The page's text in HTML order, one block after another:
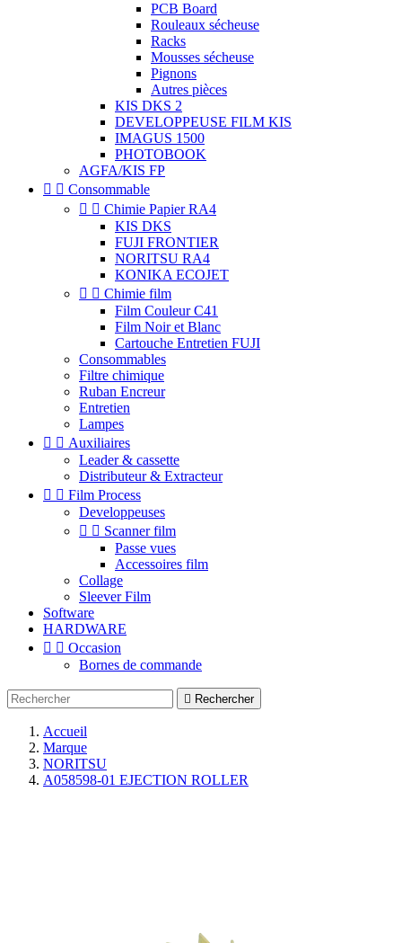
PCB Board
Rouleaux sécheuse
Racks
Mousses sécheuse
Pignons
Autres pièces
KIS DKS 2
DEVELOPPEUSE FILM KIS
IMAGUS 1500
PHOTOBOOK
AGFA/KIS FP
  Consommable
  Chimie Papier RA4
KIS DKS
FUJI FRONTIER
NORITSU RA4
KONIKA ECOJET
  Chimie film
Film Couleur C41
Film Noir et Blanc
Cartouche Entretien FUJI
Consommables
Filtre chimique
Ruban Encreur
Entretien
Lampes
  Auxiliaires
Leader & cassette
Distributeur & Extracteur
  Film Process
Developpeuses
  Scanner film
Passe vues
Accessoires film
Collage
Sleever Film
Software
HARDWARE
  Occasion
Bornes de commande
 Rechercher
Accueil
Marque
NORITSU
A058598-01 EJECTION ROLLER